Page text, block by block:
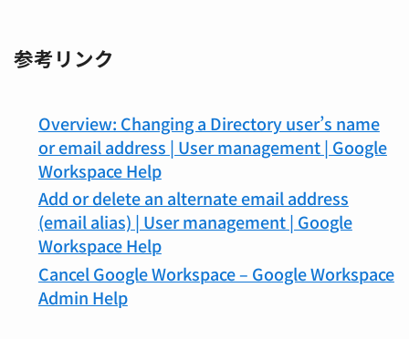
参考リンク
Overview: Changing a Directory user’s name
or email address | User management | Google
Workspace Help
Add or delete an alternate email address
(email alias) | User management | Google
Workspace Help
Cancel Google Workspace – Google Workspace
Admin Help